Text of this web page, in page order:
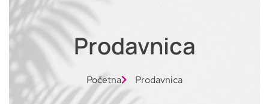
Prodavnica
Početna Prodavnica